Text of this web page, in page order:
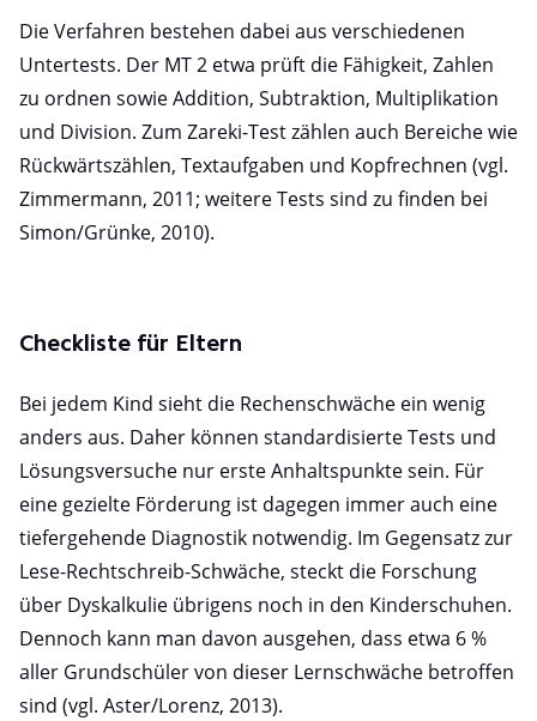
Die Verfahren bestehen dabei aus verschiedenen
Untertests. Der MT 2 etwa prüft die Fähigkeit, Zahlen
zu ordnen sowie Addition, Subtraktion, Multiplikation
und Division. Zum Zareki-Test zählen auch Bereiche wie
Rückwärtszählen, Textaufgaben und Kopfrechnen (vgl.
Zimmermann, 2011; weitere Tests sind zu finden bei
Simon/Grünke, 2010).
Checkliste für Eltern
Bei jedem Kind sieht die Rechenschwäche ein wenig
anders aus. Daher können standardisierte Tests und
Lösungsversuche nur erste Anhaltspunkte sein. Für
eine gezielte Förderung ist dagegen immer auch eine
tiefergehende Diagnostik notwendig. Im Gegensatz zur
Lese-Rechtschreib-Schwäche, steckt die Forschung
über Dyskalkulie übrigens noch in den Kinderschuhen.
Dennoch kann man davon ausgehen, dass etwa 6 %
aller Grundschüler von dieser Lernschwäche betroffen
sind (vgl. Aster/Lorenz, 2013).